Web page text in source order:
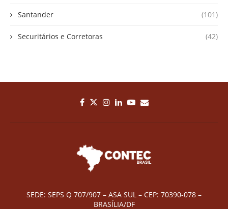
Santander (101)
Securitários e Corretoras (42)
SEDE: SEPS Q 707/907 – ASA SUL – CEP: 70390-078 –
BRASÍLIA/DF